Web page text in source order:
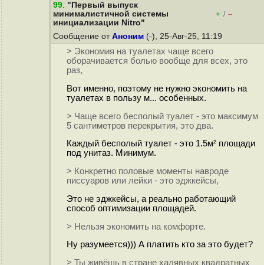
99. "Первый выпуск
минималистичной системы
инициализации Nitro"
+ / –
Сообщение от Аноним (-), 25-Авг-25, 11:19
> Экономия на туалетах чаще всего
оборачивается болью вообще для всех, это
раз,
Вот именно, поэтому не нужно экономить на
туалетах в пользу м... особенных.
> Чаще всего бесполый туалет - это максимум
5 сантиметров перекрытия, это два.
Каждый бесполый туалет - это 1.5м² площади
под унитаз. Минимум.
> Конкретно половые моменты навроде
писсуаров или лейки - это эджкейсы,
Это не эджкейсы, а реально работающий
способ оптимизации площадей.
> Нельзя экономить на комфорте.
Ну разумеется))) А платить кто за это будет?
> Ты живёшь в стране халявных квадратных